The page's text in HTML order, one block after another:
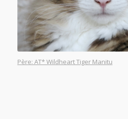
Père: AT* Wildheart Tiger Manitu